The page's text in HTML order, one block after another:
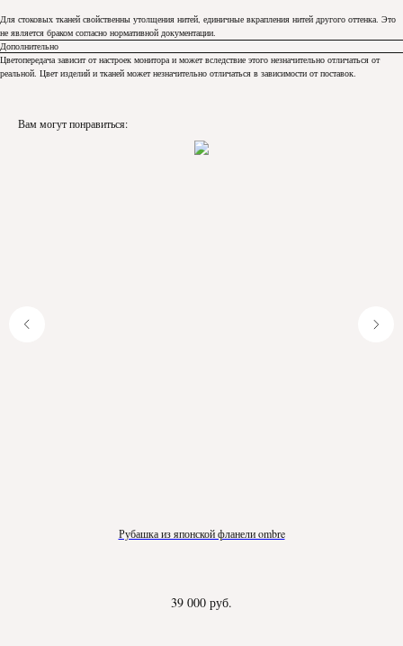
Для стоковых тканей свойственны утолщения нитей, единичные вкрапления нитей другого оттенка. Это
не является браком согласно нормативной документации.
Дополнительно
Цветопередача зависит от настроек монитора и может вследствие этого незначительно отличаться от
реальной. Цвет изделий и тканей может незначительно отличаться в зависимости от поставок.
Вам могут понравиться:
Рубашка из японской фланели ombre
39 000 руб.